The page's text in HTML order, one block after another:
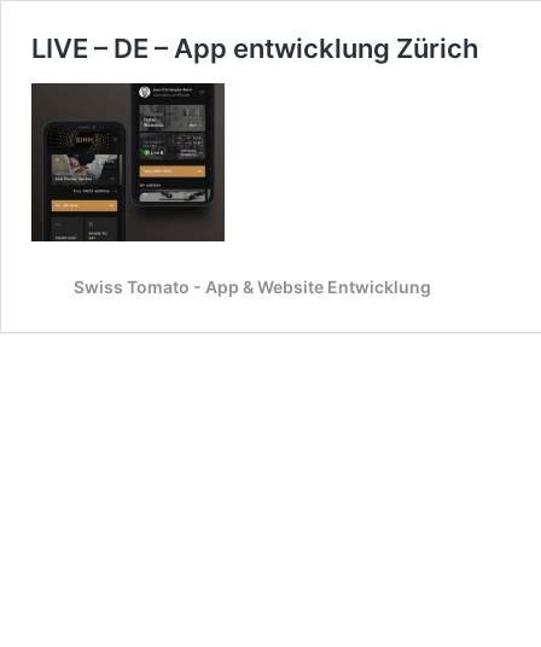
LIVE – DE – App entwicklung Zürich
Swiss Tomato - App & Website Entwicklung